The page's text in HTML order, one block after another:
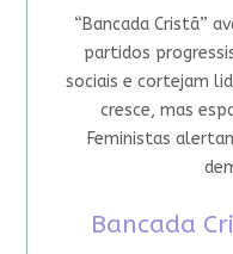
“Bancada Cristã”
partidos
sociais e cortejam
cresce, mas
Feministas
Bancada